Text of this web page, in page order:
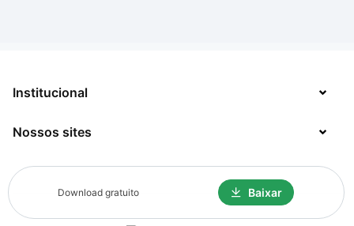
Download gratuito Baixar
Institucional
Sobre
Contato
Nossos sites
TecMundo